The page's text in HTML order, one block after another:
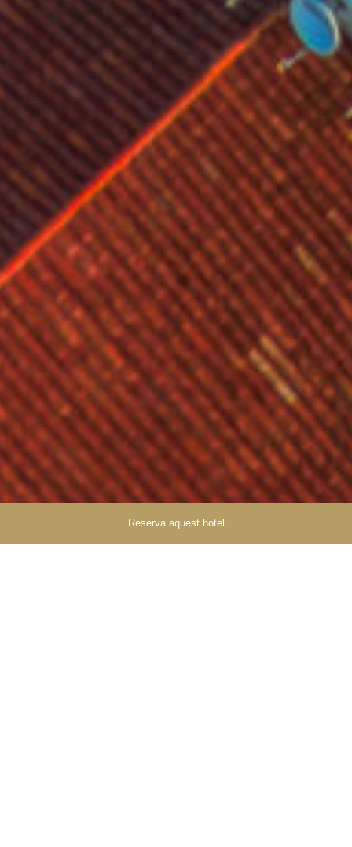
Reserva aquest hotel